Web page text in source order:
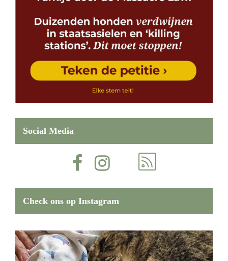
Social Media
Check ons op Instagram